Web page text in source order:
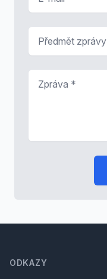
ODKAZY